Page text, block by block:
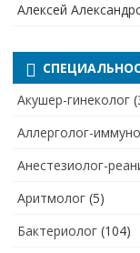
Алексей
Акушер-гинеколог
Аллерголог-
Анестезиолог-
Аритмолог (5)
Бактериолог (104)